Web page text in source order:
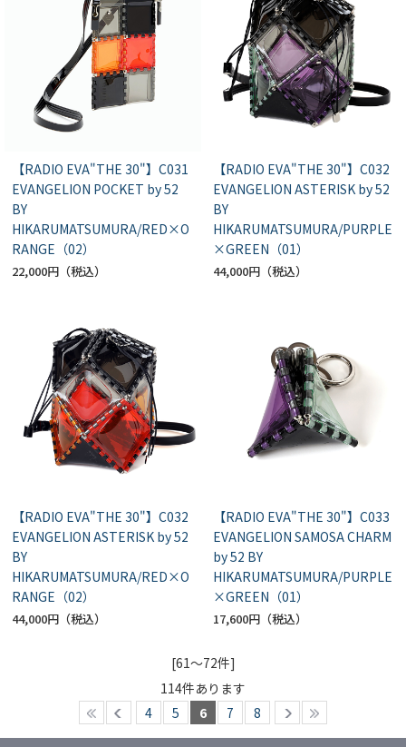
【RADIO EVA"THE 30"】C031
EVANGELION POCKET by 52
BY
HIKARUMATSUMURA/RED×O
RANGE（02）
22,000円
【RADIO EVA"THE 30"】C032
EVANGELION ASTERISK by 52
BY
HIKARUMATSUMURA/PURPLE
×GREEN（01）
44,000円
【RADIO EVA"THE 30"】C032
EVANGELION ASTERISK by 52
BY
HIKARUMATSUMURA/RED×O
RANGE（02）
44,000円
【RADIO EVA"THE 30"】C033
EVANGELION SAMOSA CHARM
by 52 BY
HIKARUMATSUMURA/PURPLE
×GREEN（01）
17,600円
[61～72件]
114件あります
4
5 6 7 8